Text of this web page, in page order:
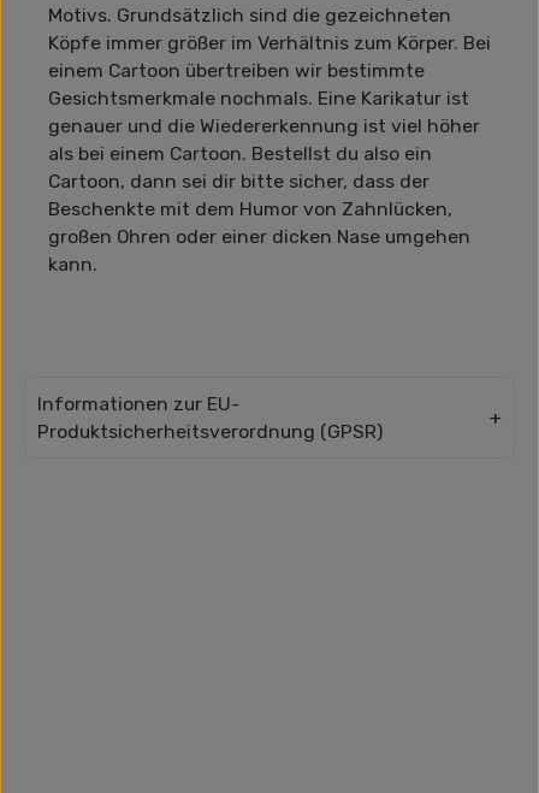
Motivs. Grundsätzlich sind die gezeichneten
Köpfe immer größer im Verhältnis zum Körper. Bei
einem Cartoon übertreiben wir bestimmte
Gesichtsmerkmale nochmals. Eine Karikatur ist
genauer und die Wiedererkennung ist viel höher
als bei einem Cartoon. Bestellst du also ein
Cartoon, dann sei dir bitte sicher, dass der
Beschenkte mit dem Humor von Zahnlücken,
großen Ohren oder einer dicken Nase umgehen
kann.
Informationen zur EU-
Produktsicherheitsverordnung (GPSR)